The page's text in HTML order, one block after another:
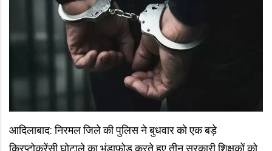
आदिलाबाद: निरमल जिले की पुलिस ने बुधवार को एक बड़े